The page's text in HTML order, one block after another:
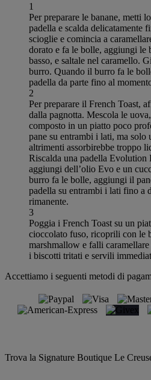
1
Per preparare le banane, metti
padella e scalda delicatamente
scioglie e comincia a
dorato e fa le bolle, aggiungi le
basso, e saltale nel caramello.
burro. Quando il burro fa le
padella da parte fino al
2
Per preparare il French Toast,
dalla pagnotta. Mescola le
composto in un piatto poco
pane su entrambi i lati, ma
altrimenti assorbirebbe troppo
Riscalda una padella Evolution
aggiungi dell’olio Evo e un
burro fa le bolle, aggiungi il
padella su entrambi i lati fino a
rimanente.
3
Poggia i French Toast su un
cioccolato fuso, ricoprili con le
marshmallow e falli
i biscotti tritati e servili
Accettiamo i seguenti metodi di
Trova la Signature Boutique Le